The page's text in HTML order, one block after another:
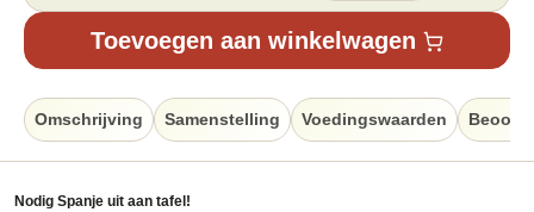
Toevoegen aan winkelwagen
Omschrijving Samenstelling Voedingswaarden
Nodig Spanje uit aan tafel!